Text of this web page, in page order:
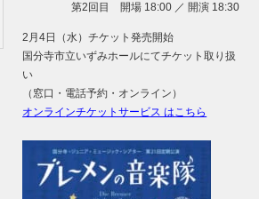
第2回目 開場 18:00 ／ 開演 18:30
2月4日（水）チケット発売開始
国分寺市立いずみホールにてチケット取り扱
い
（窓口・電話予約・オンライン）
オンライ ンチケットサービス はこちら